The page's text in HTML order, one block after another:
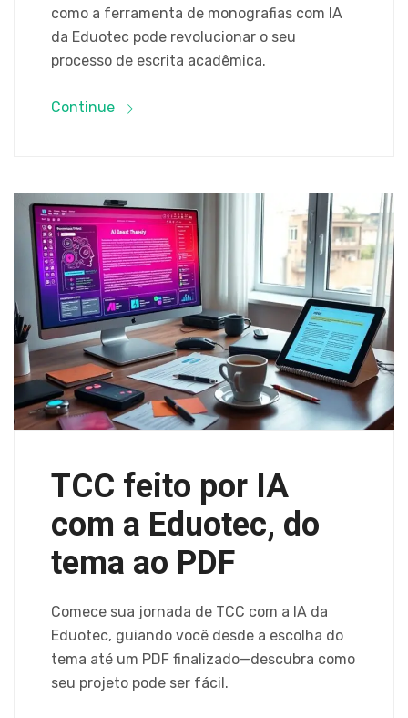
como a ferramenta de monografias com IA
da Eduotec pode revolucionar o seu
processo de escrita acadêmica.
Continue
TCC feito por IA
com a Eduotec, do
tema ao PDF
Comece sua jornada de TCC com a IA da
Eduotec, guiando você desde a escolha do
tema até um PDF finalizado—descubra como
seu projeto pode ser fácil.